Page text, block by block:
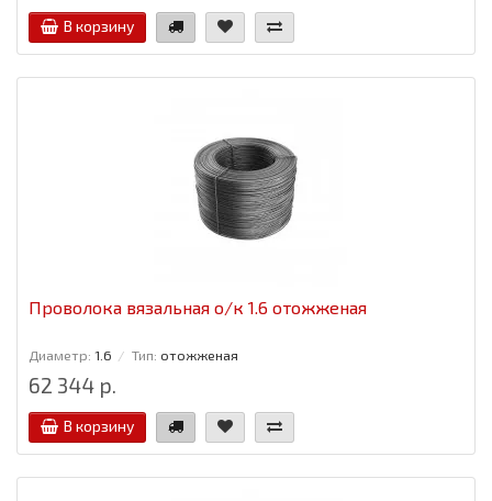
В корзину
Проволока вязальная о/к 1.6 отожженая
Диаметр: 1.6 Тип: отожженая
62 344 р.
В корзину